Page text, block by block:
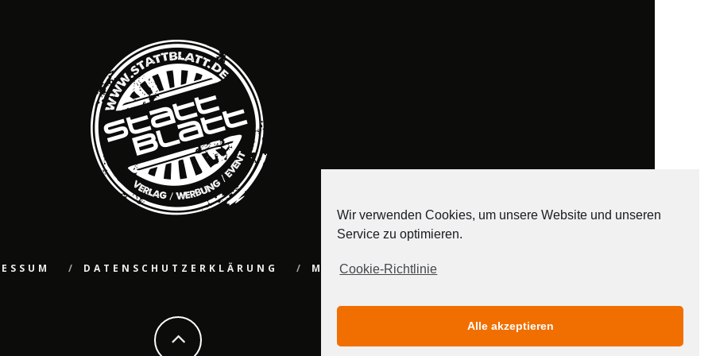
DATENSCHUTZERKLÄRUNG MEDIADATEN
Wir verwenden Cookies, um unsere Website und unseren
Service zu optimieren.
Cookie-Richtlinie
Alle akzeptieren